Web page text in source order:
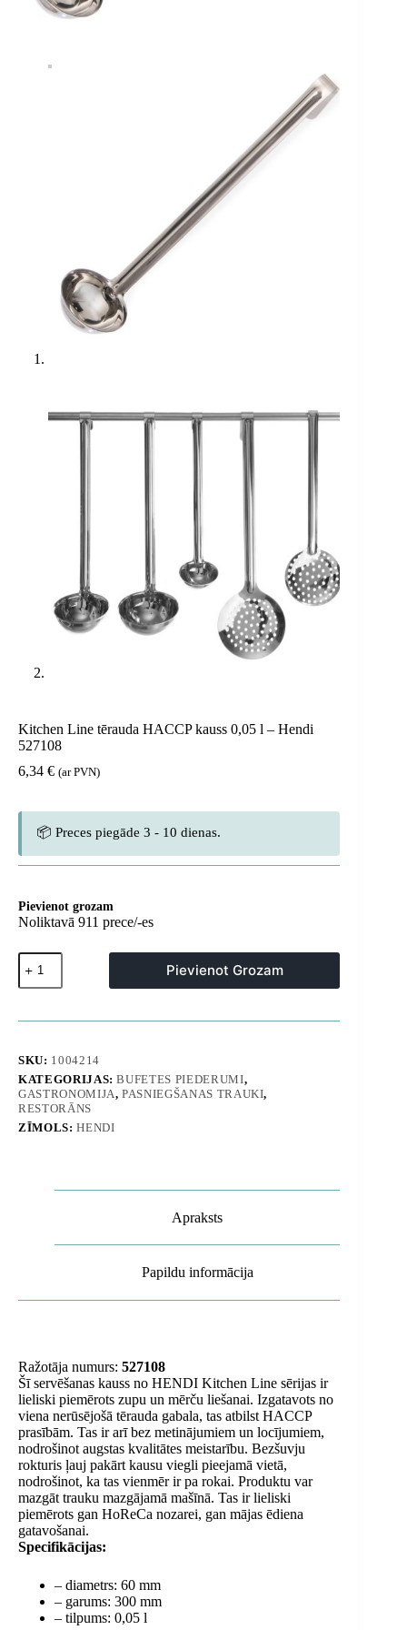
Kitchen Line tērauda HACCP kauss 0,05 l – Hendi
527108
6,34 € (ar PVN)
📦 Preces piegāde 3 - 10 dienas.
Pievienot grozam
Noliktavā 911 prece/-es
Kitchen
Line
tērauda
kauss
-
Hendi
527108
daudzums
Pievienot Grozam
SKU: 1004214
KATEGORIJAS:BUFETES PIEDERUMI,
GASTRONOMIJA,PASNIEGŠANAS TRAUKI,
RESTORĀNS
ZĪMOLS:HENDI
Apraksts
Papildu informācija
Ražotāja numurs: 527108
Šī servēšanas kauss no HENDI Kitchen Line sērijas ir
lieliski piemērots zupu un mērču liešanai. Izgatavots no
viena nerūsējošā tērauda gabala, tas atbilst HACCP
prasībām. Tas ir arī bez metinājumiem un locījumiem,
nodrošinot augstas kvalitātes meistarību. Bezšuvju
rokturis ļauj pakārt kausu viegli pieejamā vietā,
nodrošinot, ka tas vienmēr ir pa rokai. Produktu var
mazgāt trauku mazgājamā mašīnā. Tas ir lieliski
piemērots gan HoReCa nozarei, gan mājas ēdiena
gatavošanai.
Specifikācijas:
– diametrs: 60 mm
– garums: 300 mm
– tilpums: 0,05 l